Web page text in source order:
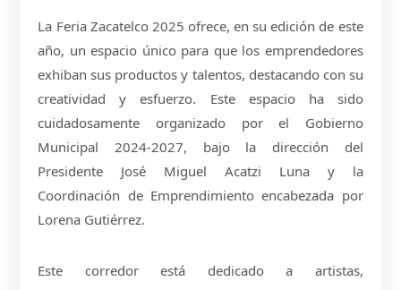
La Feria Zacatelco 2025 ofrece, en su edición de este
año, un espacio único para que los emprendedores
exhiban sus productos y talentos, destacando con su
creatividad y esfuerzo. Este espacio ha sido
cuidadosamente organizado por el Gobierno
Municipal 2024-2027, bajo la dirección del
Presidente José Miguel Acatzi Luna y la
Coordinación de Emprendimiento encabezada por
Lorena Gutiérrez.
Este corredor está dedicado a artistas,